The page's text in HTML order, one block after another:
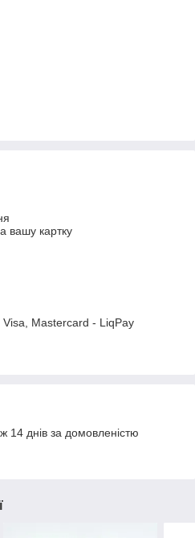
вашу картку
Mastercard - LiqPay
14 днів за домовленістю